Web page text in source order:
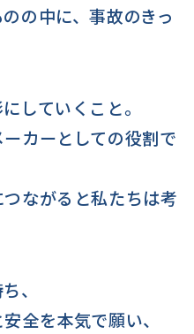
の中に、事故のきっ
していくこと。
カーとしての役割で
ながると私たちは考
、
全を本気で願い、